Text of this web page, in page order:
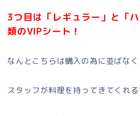
3つ目は「レギュラー」と「
類のVIPシート！
なんとこちらは購入の為に並ばなく
スタッフが料理を持ってきてくれる